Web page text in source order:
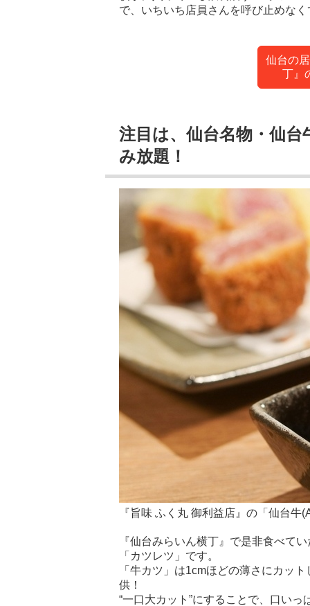
で、いちいち店員さんを呼び止めな
仙台の
丁』
注目は、仙台名物・仙
み放題！
『旨味 ふく丸 御利益店』の「仙台
『仙台みらいん横丁』で是非食べて
「カツレツ」です。
「牛カツ」は1cmほどの薄さにカッ
供！
“一口大カット”にすることで、口い